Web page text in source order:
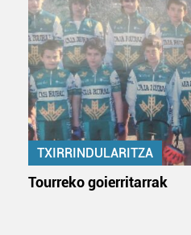
TXIRRINDULARITZA
Tourreko goierritarrak